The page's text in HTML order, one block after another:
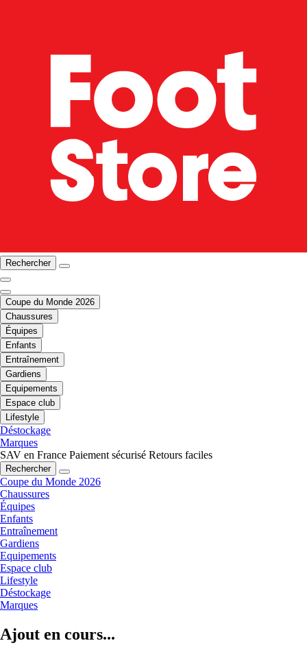
Rechercher
Coupe du Monde 2026
Chaussures
Équipes
Enfants
Entraînement
Gardiens
Equipements
Espace club
Lifestyle
Déstockage
Marques
SAV en France Paiement sécurisé Retours faciles
Rechercher
Coupe du Monde 2026
Chaussures
Équipes
Enfants
Entraînement
Gardiens
Equipements
Espace club
Lifestyle
Déstockage
Marques
Ajout en cours...